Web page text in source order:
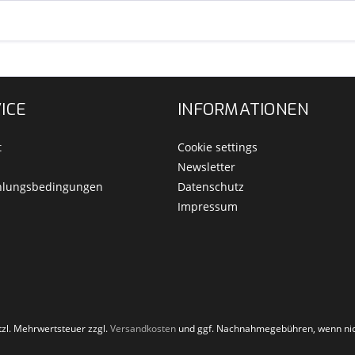
INFORMATIONEN
Cookie settings
Newsletter
Datenschutz
Impressum
Mehrwertsteuer zzgl.Versandkostenund ggf. Nachnahmegebühren, wenn